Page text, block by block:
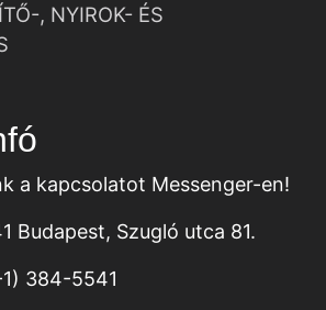
, NYIROK- ÉS
a kapcsolatot Messenger-en!
Budapest, Szugló utca 81.
384-5541